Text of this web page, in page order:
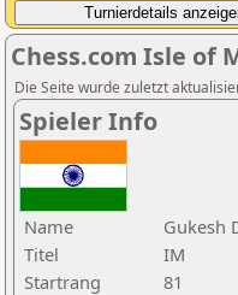
Chess.com Isle of
Die Seite wurde zuletzt
Spieler Info
Name
Gukesh
Titel
IM
Startrang
81